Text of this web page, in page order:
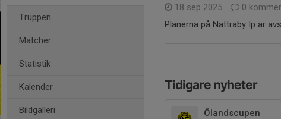
Truppen
Matcher
Statistik
Kalender
Bildgalleri
18 sep 2025
0
Planerna på Nättraby Ip är
Tidigare nyheter
Ölandscupen